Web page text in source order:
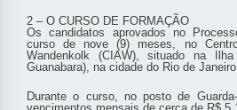
2 – O CURSO DE FORMAÇÃO
Os candidatos aprovados no
curso de nove (9) meses, no
Wandenkolk (CIAW), situado na
Guanabara), na cidade do Rio de
Durante o curso, no posto de